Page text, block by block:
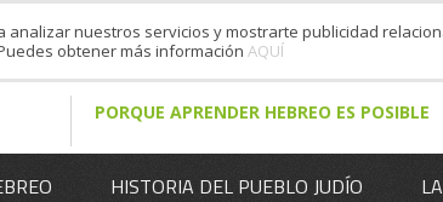
PORQUE APRENDER HEBREO ES POSIBLE
HISTORIA DEL PUEBLO JUDÍO
analizar nuestros servicios y mostrarte publicidad
obtener más información AQUÍ